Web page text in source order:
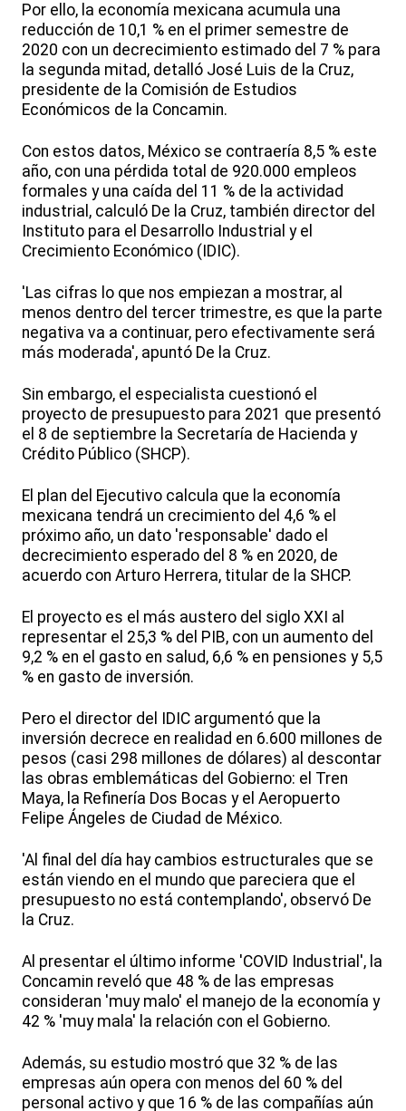
Por ello, la economía mexicana acumula una
reducción de 10,1 % en el primer semestre de
2020 con un decrecimiento estimado del 7 % para
la segunda mitad, detalló José Luis de la Cruz,
presidente de la Comisión de Estudios
Económicos de la Concamin.
Con estos datos, México se contraería 8,5 % este
año, con una pérdida total de 920.000 empleos
formales y una caída del 11 % de la actividad
industrial, calculó De la Cruz, también director del
Instituto para el Desarrollo Industrial y el
Crecimiento Económico (IDIC).
'Las cifras lo que nos empiezan a mostrar, al
menos dentro del tercer trimestre, es que la parte
negativa va a continuar, pero efectivamente será
más moderada', apuntó De la Cruz.
Sin embargo, el especialista cuestionó el
proyecto de presupuesto para 2021 que presentó
el 8 de septiembre la Secretaría de Hacienda y
Crédito Público (SHCP).
El plan del Ejecutivo calcula que la economía
mexicana tendrá un crecimiento del 4,6 % el
próximo año, un dato 'responsable' dado el
decrecimiento esperado del 8 % en 2020, de
acuerdo con Arturo Herrera, titular de la SHCP.
El proyecto es el más austero del siglo XXI al
representar el 25,3 % del PIB, con un aumento del
9,2 % en el gasto en salud, 6,6 % en pensiones y 5,5
% en gasto de inversión.
Pero el director del IDIC argumentó que la
inversión decrece en realidad en 6.600 millones de
pesos (casi 298 millones de dólares) al descontar
las obras emblemáticas del Gobierno: el Tren
Maya, la Refinería Dos Bocas y el Aeropuerto
Felipe Ángeles de Ciudad de México.
'Al final del día hay cambios estructurales que se
están viendo en el mundo que pareciera que el
presupuesto no está contemplando', observó De
la Cruz.
Al presentar el último informe 'COVID Industrial', la
Concamin reveló que 48 % de las empresas
consideran 'muy malo' el manejo de la economía y
42 % 'muy mala' la relación con el Gobierno.
Además, su estudio mostró que 32 % de las
empresas aún opera con menos del 60 % del
personal activo y que 16 % de las compañías aún